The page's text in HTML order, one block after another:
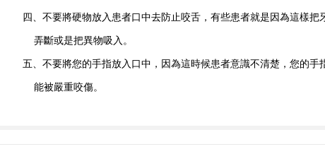
四、不要將硬物放入患者口中去防止咬舌，有些患者就是因為這樣把
弄斷或是把異物吸入。
五、不要將您的手指放入口中，因為這時候患者意識不清楚，您的手
能被嚴重咬傷。